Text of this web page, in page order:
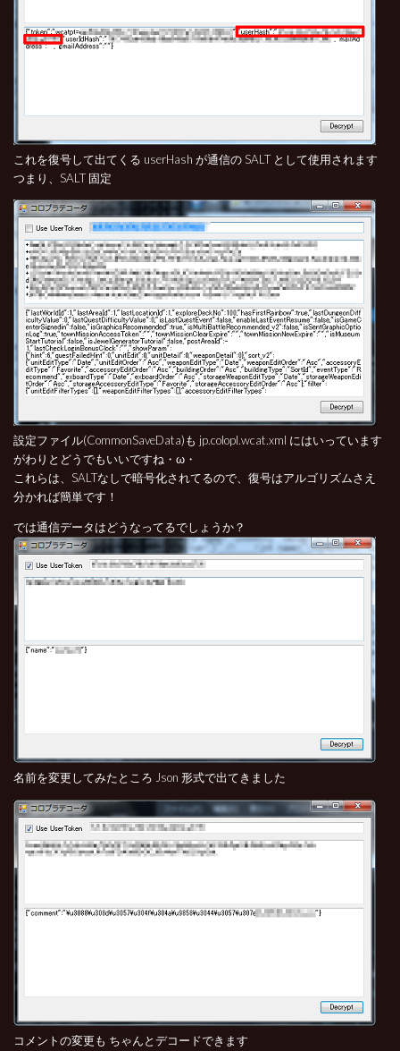
これを復号して出てくる userHash が通信の SALT として使用されます
つまり、SALT 固定
設定ファイル(CommonSaveData)も jp.colopl.wcat.xml にはいっています
がわりとどうでもいいですね・ω・
これらは、SALTなしで暗号化されてるので、復号はアルゴリズムさえ
分かれば簡単です！
では通信データはどうなってるでしょうか？
名前を変更してみたところ Json 形式で出てきました
コメントの変更も ちゃんとデコードできます